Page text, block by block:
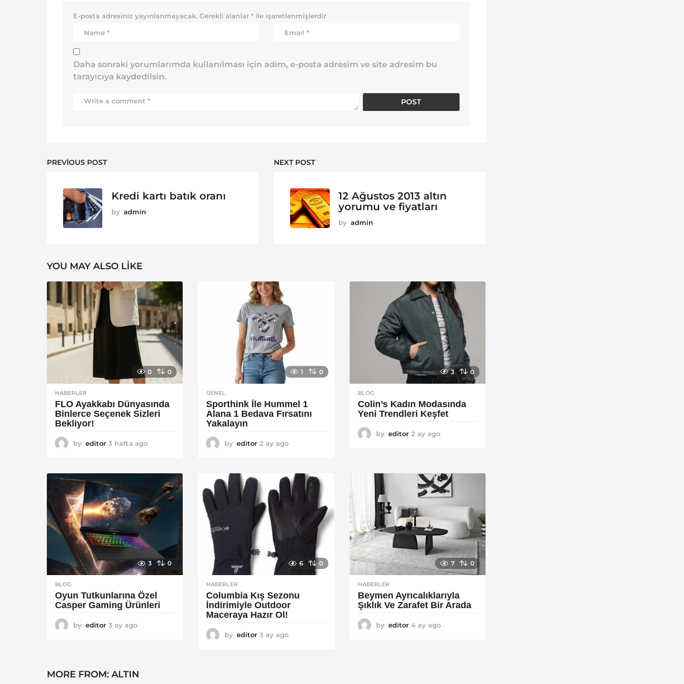
E-posta adresiniz yayınlanmayacak. Gerekli alanlar * ile işaretlenmişlerdir
Daha sonraki yorumlarımda kullanılması için adım, e-posta adresim ve site adresim bu
tarayıcıya kaydedilsin.
PREVIOUS POST
Kredi kartı batık oranı
by admin
NEXT POST
12 Ağustos 2013 altın
yorumu ve fiyatları
by admin
YOU MAY ALSO LIKE
0 0
HABERLER
FLO Ayakkabı Dünyasında
Binlerce Seçenek Sizleri
Bekliyor!
by editor 3 hafta ago
a
1 0
GENEL
Sporthink İle Hummel 1
Alana 1 Bedava Fırsatını
Yakalayın
by editor 2 ay ago
g
o
3 0
BLOG
Colin’s Kadın Modasında
Yeni Trendleri Keşfet
by editor 2 ay ago3
g
o
3 0
BLOG
Oyun Tutkunlarına Özel
Casper Gaming Ürünleri
by editor 3 ay ago
o
6 0
HABERLER
Columbia Kış Sezonu
İndirimiyle Outdoor
Maceraya Hazır Ol!
by editor 3 ay ago
7 0
HABERLER
Beymen Ayrıcalıklarıyla
Şıklık Ve Zarafet Bir Arada
by editor 4 ay ago4
MORE FROM: ALTIN